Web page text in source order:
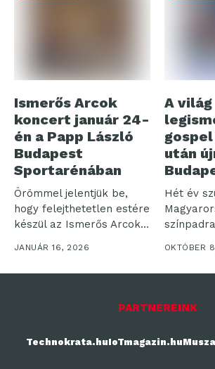
Ismerős Arcok
koncert január 24-
én a Papp László
Budapest
Sportarénában
Örömmel jelentjük be,
hogy felejthetetlen estére
készül az Ismerős Arcok.
Ezúttal a...
JANUÁR 16, 2026
A világ
után
Hét év
OKTÓBER
PARTNEREINK
Technokrata.huIoTmagazin.hu